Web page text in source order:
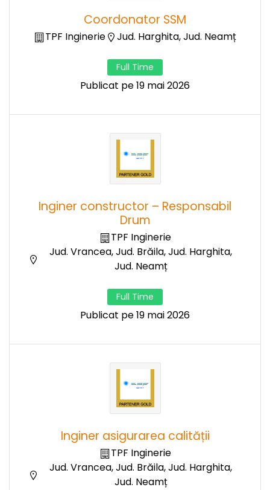
Coordonator SSM
TPF Inginerie Jud. Harghita, Jud. Neamț
Full Time
Publicat pe 19 mai 2026
Inginer constructor – Responsabil
Drum
TPF Inginerie
Jud. Vrancea, Jud. Brăila, Jud. Harghita,
Jud. Neamț
Full Time
Publicat pe 19 mai 2026
Inginer asigurarea calității
TPF Inginerie
Jud. Vrancea, Jud. Brăila, Jud. Harghita,
Jud. Neamț